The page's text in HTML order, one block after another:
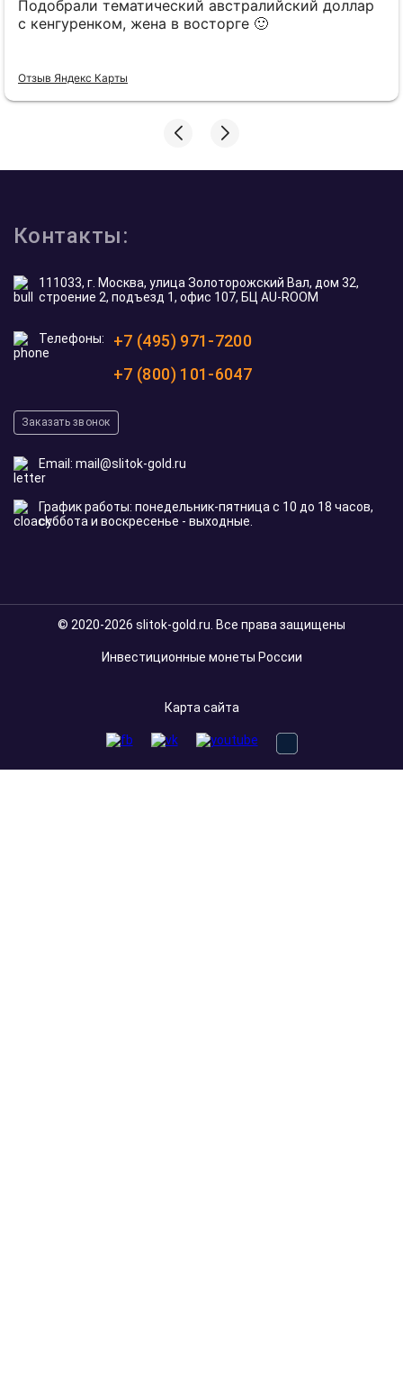
Подобрали тематический австралийский доллар
с кенгуренком, жена в восторге 🙂
Отзыв Яндекс Карты
Контакты:
111033, г. Москва, улица Золоторожский Вал, дом 32,
строение 2, подъезд 1, офис 107, БЦ AU-ROOM
Телефоны:
+7 (495) 971-7200
+7 (800) 101-6047
Заказать звонок
Email: mail@slitok-gold.ru
График работы: понедельник-пятница с 10 до 18 часов,
суббота и воскресенье - выходные.
© 2020-2026 slitok-gold.ru. Все права защищены
Инвестиционные монеты России
Карта сайта